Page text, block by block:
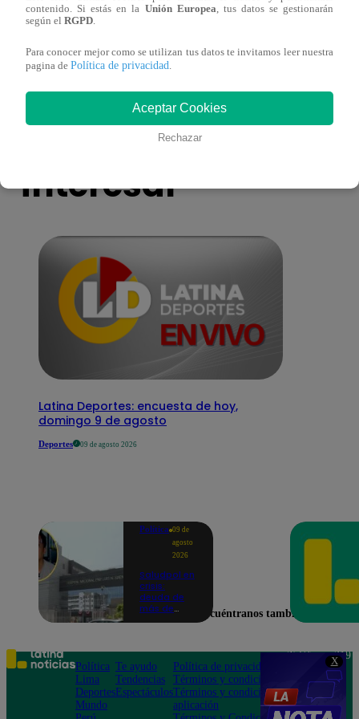
X
antes de Navidad?
También te puede
interesar
Latina Deportes: encuesta de hoy,
domingo 9 de agosto
Deportes 09 de agosto 2026
Política 09 de
agosto
2026
Saludpol en
crisis:
deuda de
más de
policías sin
atención
médica
contenido. Si estás en la Unión Europea, tus datos se gestionarán
según el RGPD.
Para conocer mejor como se utilizan tus datos te invitamos leer nuestra
pagina de Política de privacidad.
Aceptar Cookies
Rechazar
Encuéntranos también en
Política
Lima
Deportes
Mundo
Te ayudo
Tendencias
Espectáculos
Política de privacidad
Términos y condiciones
Términos y condiciones
aplicación
Teléfono: 219
Av. San
Felipe 968
Jesús María